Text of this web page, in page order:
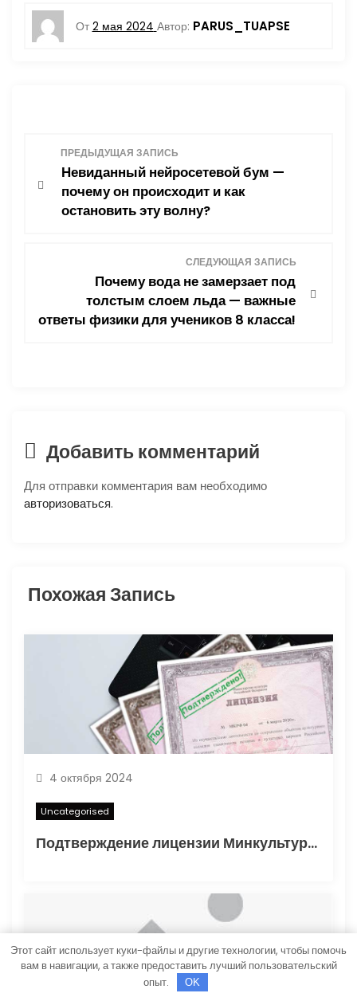
От 2 мая 2024 Автор: PARUS_TUAPSE
я
п
о
а
м
ПРЕДЫДУЩАЯ ЗАПИСЬ
Невиданный нейросетевой бум —
почему он происходит и как
остановить эту волну?
СЛЕДУЮЩАЯ ЗАПИСЬ
Почему вода не замерзает под
толстым слоем льда — важные
ответы физики для учеников 8 класса!
Добавить комментарий
Для отправки комментария вам необходимо
авторизоваться.
Похожая Запись
4 октября 2024
Uncategorised
Подтверждение лицензии Минкультуры: Важные аспекты и процесс получения
Этот сайт использует куки-файлы и другие технологии, чтобы помочь
вам в навигации, а также предоставить лучший пользовательский
опыт.
OK